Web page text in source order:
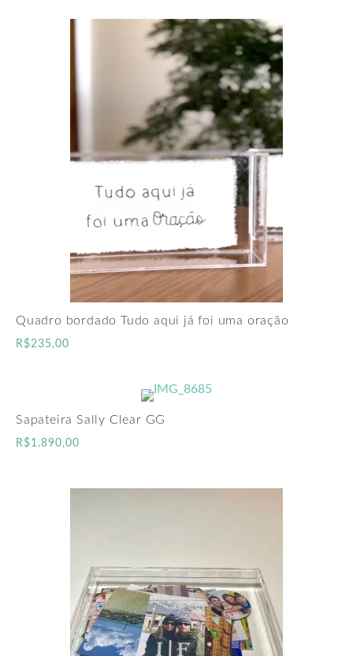
Quadro bordado Tudo aqui já foi uma oração
R$235,00
Sapateira Sally Clear GG
R$1.890,00